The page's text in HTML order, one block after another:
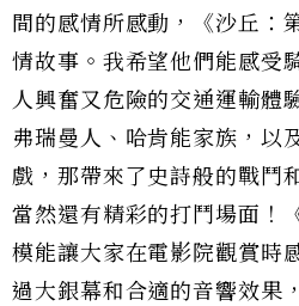
間的感情所感動，
《沙丘：
情故事。我希望他們能感受
人興奮又危險的交通運輸體
弗瑞曼人、哈肯能家族，以
戲，那帶來了史詩般的戰鬥
當然還有精彩的打鬥場面！
模能讓大家在電影院觀賞時
過大銀幕和合適的音響效果